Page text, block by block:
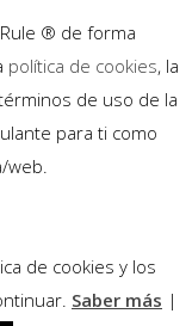
® de forma
política de cookies, la
de uso de la
para ti como
de cookies y los
Saber más |